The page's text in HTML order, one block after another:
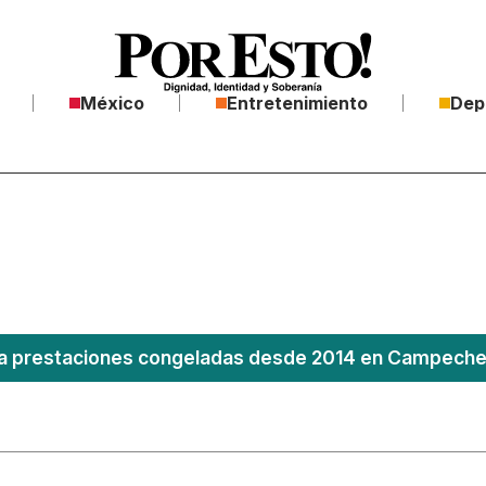
México Entretenimiento
prestaciones congeladas desde 2014 en